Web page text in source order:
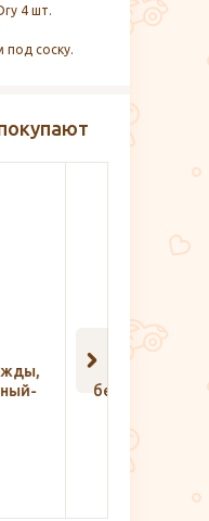
4 шт.
соску.
для
Sofia